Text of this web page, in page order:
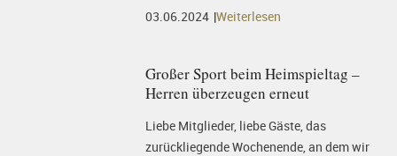
03.06.2024 Weiterlesen
Großer Sport beim Heimspieltag –
Herren überzeugen erneut
Liebe Mitglieder, liebe Gäste, das
zurückliegende Wochenende, an dem wir